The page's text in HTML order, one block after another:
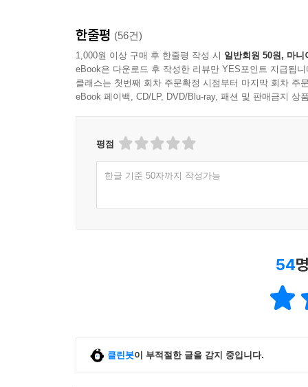
한줄평 (56건)
1,000원 이상 구매 후 한줄평 작성 시 일반회원 50원, 마니
eBook은 다운로드 후 작성한 리뷰만 YES포인트 지급됩니
클래스는 첫번째 회차 주문확정 시점부터 마지막 회차 주
eBook 페이백, CD/LP, DVD/Blu-ray, 패션 및 판매금지 상
평점
한글 기준 50자까지 작성가능
54
클린봇이 부적절한 글을 감지 중입니다.